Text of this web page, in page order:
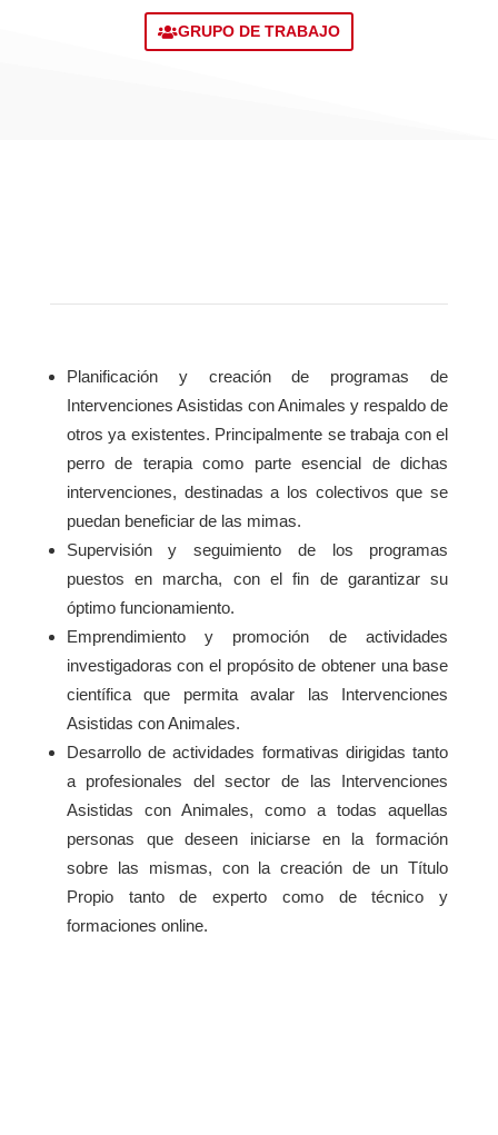
GRUPO DE TRABAJO
Planificación y creación de programas de
Intervenciones Asistidas con Animales y respaldo de
otros ya existentes. Principalmente se trabaja con el
perro de terapia como parte esencial de dichas
intervenciones, destinadas a los colectivos que se
puedan beneficiar de las mimas.
Supervisión y seguimiento de los programas
puestos en marcha, con el fin de garantizar su
óptimo funcionamiento.
Emprendimiento y promoción de actividades
investigadoras con el propósito de obtener una base
científica que permita avalar las Intervenciones
Asistidas con Animales.
Desarrollo de actividades formativas dirigidas tanto
a profesionales del sector de las Intervenciones
Asistidas con Animales, como a todas aquellas
personas que deseen iniciarse en la formación
sobre las mismas, con la creación de un Título
Propio tanto de experto como de técnico y
formaciones online.